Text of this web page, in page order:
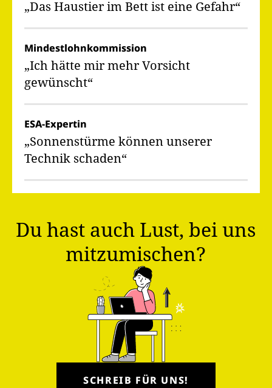
„Das Haustier im Bett ist eine Gefahr“
Mindestlohnkommission
„Ich hätte mir mehr Vorsicht
gewünscht“
ESA-Expertin
„Sonnenstürme können unserer
Technik schaden“
Du hast auch Lust, bei uns
mitzumischen?
SCHREIB FÜR UNS!